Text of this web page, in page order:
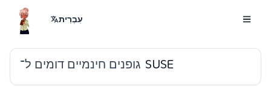
עִבְרִית
גופנים חינמיים דומים ל־ SUSE